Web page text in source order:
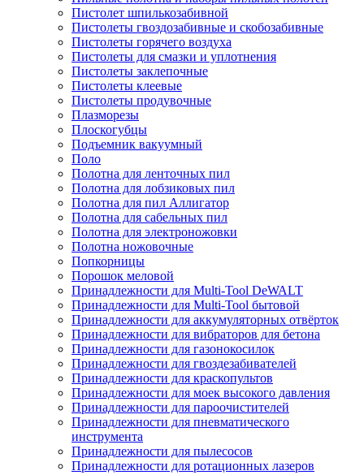
Пистолет шпилькозабивной
Пистолеты гвоздозабивные и скобозабивные
Пистолеты горячего воздуха
Пистолеты для смазки и уплотнения
Пистолеты заклепочные
Пистолеты клеевые
Пистолеты продувочные
Плазморезы
Плоскогубцы
Подъемник вакуумный
Поло
Полотна для ленточных пил
Полотна для лобзиковых пил
Полотна для пил Аллигатор
Полотна для сабельных пил
Полотна для электроножовки
Полотна ножовочные
Попкорницы
Порошок меловой
Принадлежности для Multi-Tool DeWALT
Принадлежности для Multi-Tool бытовой
Принадлежности для аккумуляторных отвёрток
Принадлежности для вибраторов для бетона
Принадлежности для газонокосилок
Принадлежности для гвоздезабивателей
Принадлежности для краскопультов
Принадлежности для моек высокого давления
Принадлежности для пароочистителей
Принадлежности для пневматического
инструмента
Принадлежности для пылесосов
Принадлежности для ротационных лазеров